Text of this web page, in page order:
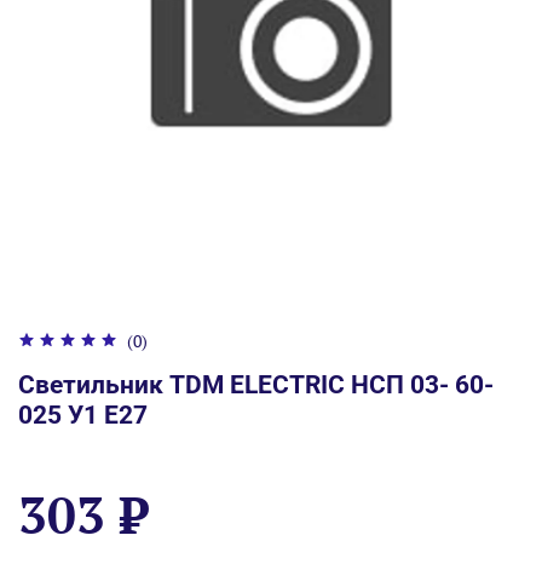
(0)
Светильник TDM ELECTRIC НСП 03- 60-
025 У1 E27
303 ₽